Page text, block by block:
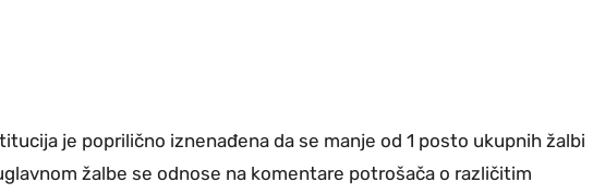
je poprilično iznenađena da se manje od 1 posto ukupnih žalbi
žalbe se odnose na komentare potrošača o različitim